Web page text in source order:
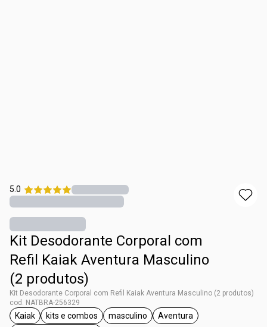
5.0
Kit Desodorante Corporal com
Refil Kaiak Aventura Masculino
(2 produtos)
Kit Desodorante Corporal com Refil Kaiak Aventura Masculino (2 produtos)
cod. NATBRA-256329
etiqueta Kaiak
Kaiak
etiqueta kits e combos
kits e combos
etiqueta masculino
masculino
etiqueta Aventura
Aventura